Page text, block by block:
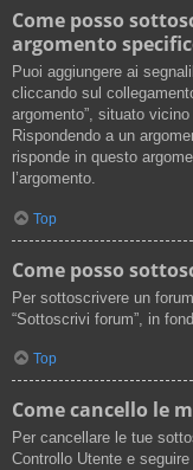
Come posso
argomento
Puoi aggiungere ai
cliccando sul
argomento”, situato
Rispondendo a un
risponde in questo
l’argomento.
Top
Come posso
Per sottoscrivere un
“Sottoscrivi forum”, in
Top
Come cancello le
Per cancellare le tue
Controllo Utente e